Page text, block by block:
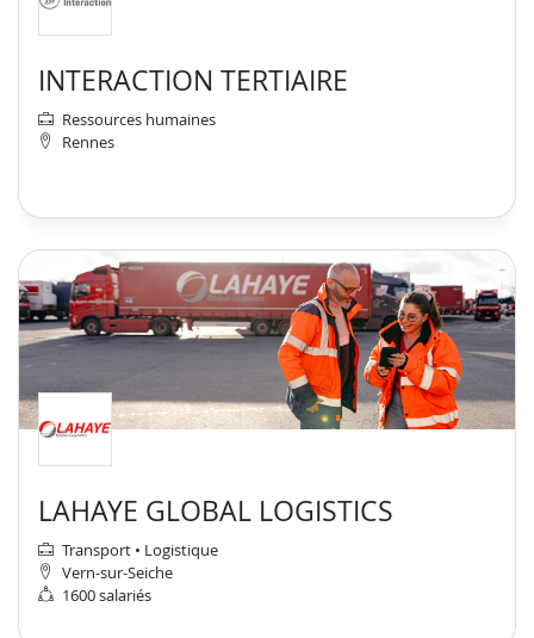
INTERACTION TERTIAIRE
Ressources humaines
Rennes
LAHAYE GLOBAL LOGISTICS
Transport • Logistique
Vern-sur-Seiche
1600 salariés